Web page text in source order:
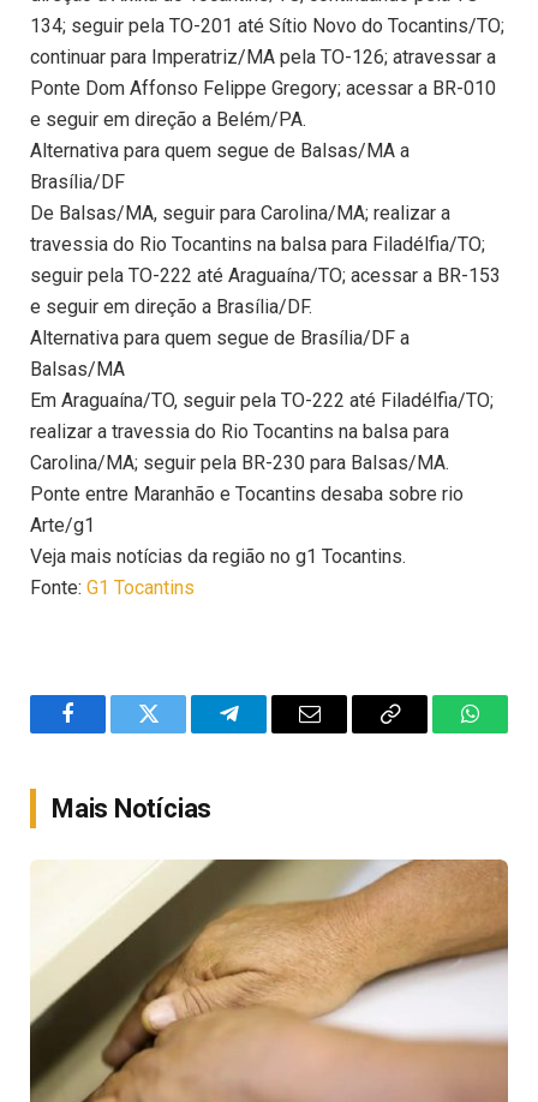
134; seguir pela TO-201 até Sítio Novo do Tocantins/TO;
continuar para Imperatriz/MA pela TO-126; atravessar a
Ponte Dom Affonso Felippe Gregory; acessar a BR-010
e seguir em direção a Belém/PA.
Alternativa para quem segue de Balsas/MA a
Brasília/DF
De Balsas/MA, seguir para Carolina/MA; realizar a
travessia do Rio Tocantins na balsa para Filadélfia/TO;
seguir pela TO-222 até Araguaína/TO; acessar a BR-153
e seguir em direção a Brasília/DF.
Alternativa para quem segue de Brasília/DF a
Balsas/MA
Em Araguaína/TO, seguir pela TO-222 até Filadélfia/TO;
realizar a travessia do Rio Tocantins na balsa para
Carolina/MA; seguir pela BR-230 para Balsas/MA.
Ponte entre Maranhão e Tocantins desaba sobre rio
Arte/g1
Veja mais notícias da região no g1 Tocantins.
Fonte: G1 Tocantins
FacebookTwitter TelegramEmail
Copy
Mais Notícias